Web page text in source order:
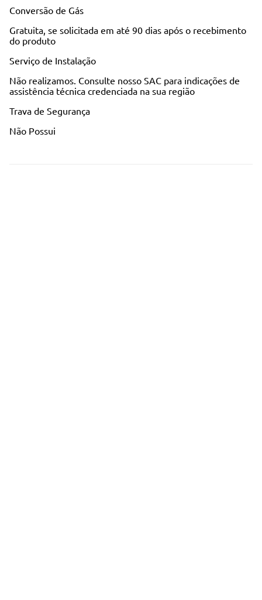
Conversão de Gás
Gratuita, se solicitada em até 90 dias após o recebimento
do produto
Serviço de Instalação
Não realizamos. Consulte nosso SAC para indicações de
assistência técnica credenciada na sua região
Trava de Segurança
Não Possui